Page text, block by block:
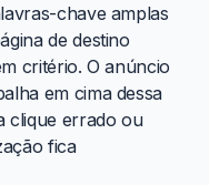
chave amplas
de destino
critério. O anúncio
em cima dessa
clique errado ou
fica